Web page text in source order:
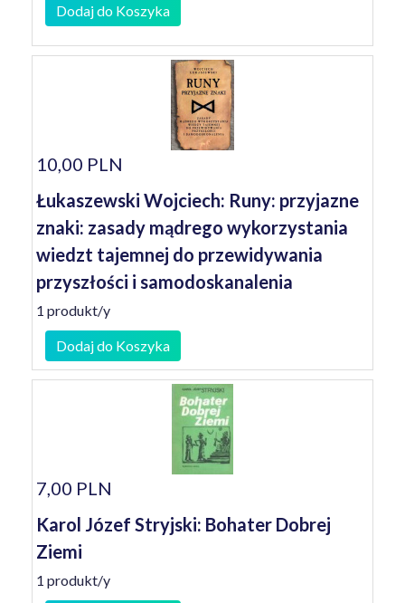
Dodaj do Koszyka
10,00 PLN
Łukaszewski Wojciech: Runy: przyjazne
znaki: zasady mądrego wykorzystania
wiedzt tajemnej do przewidywania
przyszłości i samodoskanalenia
1 produkt/y
Dodaj do Koszyka
7,00 PLN
Karol Józef Stryjski: Bohater Dobrej
Ziemi
1 produkt/y